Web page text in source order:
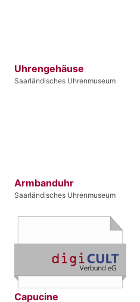
Uhrengehäuse
Saarländisches Uhrenmuseum
Armbanduhr
Saarländisches Uhrenmuseum
Capucine